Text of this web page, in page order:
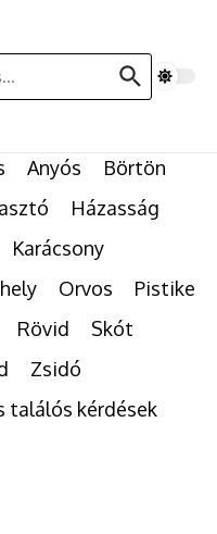
Anyós
Börtön
Házasság
Karácsony
Orvos
Pistike
Rövid
Skót
Zsidó
találós kérdések